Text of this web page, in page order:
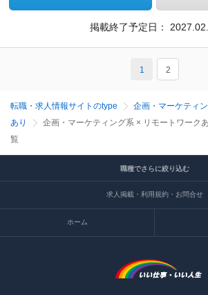
掲載終了予定日：
1 2
転職・求人情報サイトのtype 企画・マーケティ
あり
企画・マーケティング系 × リモートワーク
覧
職種でさらに絞り込む
求人掲載・利用規約・お問合せ
ホーム